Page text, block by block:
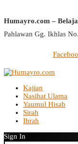
Humayro.com –
Pahlawan Gg. Ikhlas
Kajian
Nasihat Ulama
Yaumul Hisab
Sirah
Ibrah
Sign In